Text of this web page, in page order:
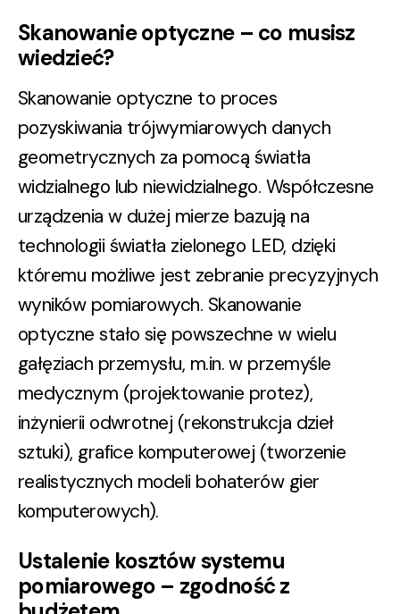
Skanowanie optyczne – co musisz
wiedzieć?
Skanowanie optyczne to proces
pozyskiwania trójwymiarowych danych
geometrycznych za pomocą światła
widzialnego lub niewidzialnego. Współczesne
urządzenia w dużej mierze bazują na
technologii światła zielonego LED, dzięki
któremu możliwe jest zebranie precyzyjnych
wyników pomiarowych. Skanowanie
optyczne stało się powszechne w wielu
gałęziach przemysłu, m.in. w przemyśle
medycznym (projektowanie protez),
inżynierii odwrotnej (rekonstrukcja dzieł
sztuki), grafice komputerowej (tworzenie
realistycznych modeli bohaterów gier
komputerowych).
Ustalenie kosztów systemu
pomiarowego – zgodność z